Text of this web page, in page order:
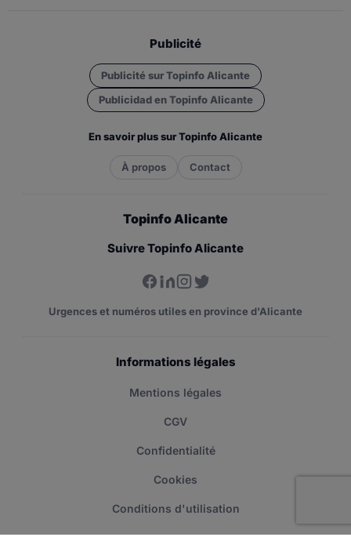
Publicité
Publicité sur Topinfo Alicante
Publicidad en Topinfo Alicante
En savoir plus sur Topinfo Alicante
À propos Contact
Topinfo Alicante
Suivre Topinfo Alicante
Urgences et numéros utiles en province d'Alicante
Informations légales
Mentions légales
CGV
Confidentialité
Cookies
Conditions d'utilisation